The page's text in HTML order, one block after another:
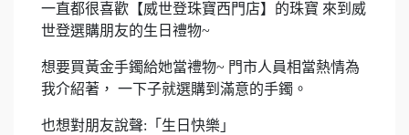
一直都很喜歡【威世登珠寶西門店】的珠寶 來到威
世登選購朋友的生日禮物~
想要買黃金手鐲給她當禮物~ 門市人員相當熱情為
我介紹著， 一下子就選購到滿意的手鐲。
也想對朋友說聲:「生日快樂」